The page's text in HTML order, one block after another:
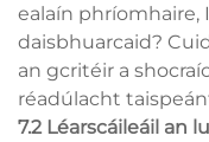
ealaín phríomhaire,
daisbhuarcaid?
an gcritéir a
réadúlacht
7.2 Léarscáileáil an